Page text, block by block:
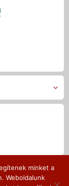
minket a
Weboldalunk